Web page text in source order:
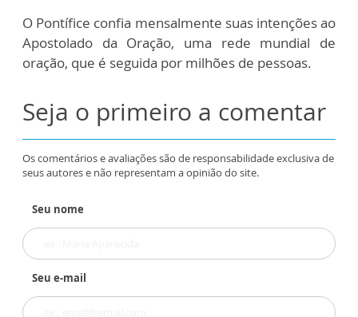
O Pontífice confia mensalmente suas intenções ao
Apostolado da Oração, uma rede mundial de
oração, que é seguida por milhões de pessoas.
Seja o primeiro a comentar
Os comentários e avaliações são de responsabilidade exclusiva de
seus autores e não representam a opinião do site.
Seu nome
Seu e-mail